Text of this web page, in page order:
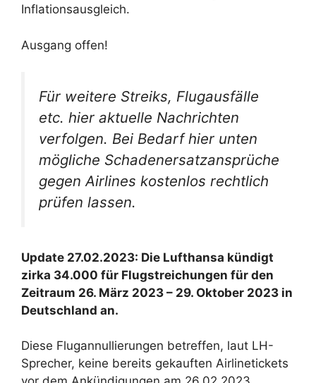
Inflationsausgleich.
Ausgang offen!
Für weitere Streiks, Flugausfälle
etc. hier aktuelle Nachrichten
verfolgen. Bei Bedarf hier unten
mögliche Schadenersatzansprüche
gegen Airlines kostenlos rechtlich
prüfen lassen.
Update 27.02.2023: Die Lufthansa kündigt
zirka 34.000 für Flugstreichungen für den
Zeitraum 26. März 2023 – 29. Oktober 2023 in
Deutschland an.
Diese Flugannullierungen betreffen, laut LH-
Sprecher, keine bereits gekauften Airlinetickets